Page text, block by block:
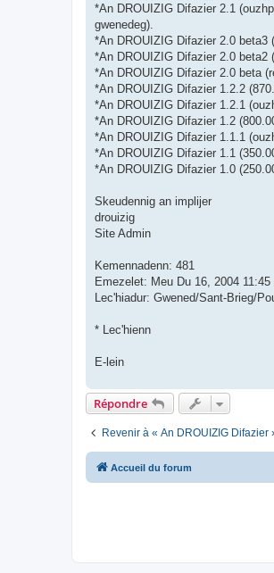
*An DROUIZIG Difazier 2.1
gwenedeg).
*An DROUIZIG Difazier 2.0 beta3
*An DROUIZIG Difazier 2.0 beta2
*An DROUIZIG Difazier 2.0 beta
*An DROUIZIG Difazier 1.2.2
*An DROUIZIG Difazier 1.2.1
*An DROUIZIG Difazier 1.2
*An DROUIZIG Difazier 1.1.1
*An DROUIZIG Difazier 1.1
*An DROUIZIG Difazier 1.0
Skeudennig an implijer
drouizig
Site Admin
Kemennadenn: 481
Emezelet: Meu Du 16, 2004 11:45
Lec'hiadur: Gwened/Sant-Brieg/
* Lec'hienn
E-lein
Répondre
Revenir à « An DROUIZIG Difazier
Accueil du forum